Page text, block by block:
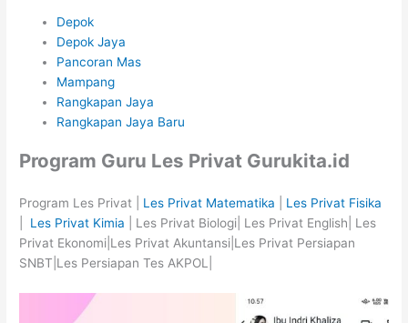
Depok
Depok Jaya
Pancoran Mas
Mampang
Rangkapan Jaya
Rangkapan Jaya Baru
Program Guru Les Privat Gurukita.id
Program Les Privat | Les Privat Matematika
Les Privat Fisika
Les Privat Kimia | Les Privat Biologi| Les Privat English| Les
Privat Ekonomi|Les Privat Akuntansi|Les Privat Persiapan
SNBT|Les Persiapan Tes AKPOL|